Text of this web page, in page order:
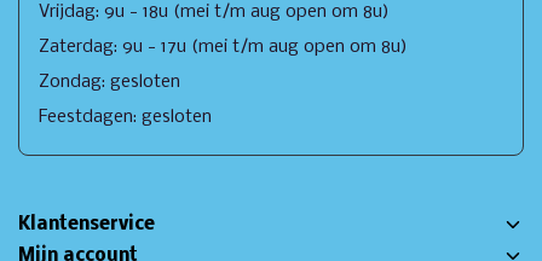
Vrijdag: 9u - 18u (mei t/m aug open om 8u)
Zaterdag: 9u - 17u (mei t/m aug open om 8u)
Zondag: gesloten
Feestdagen: gesloten
Klantenservice
Mijn account